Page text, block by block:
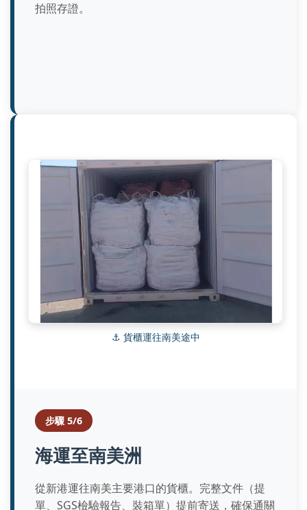
拍照存證。
步驟 5/6
海運至南美洲
從新港運往南美主要港口的貨櫃。完整文件（提
單、SGS檢驗報告、裝箱單）提前寄送，確保通關
⚓ 貨櫃運往南美途中